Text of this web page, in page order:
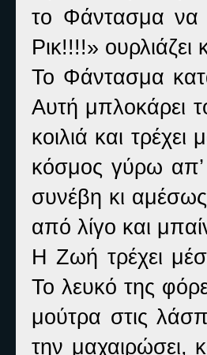
το Φάντασμα να
Ρικ!!!!» ουρλιάζει
Το Φάντασμα
Αυτή μπλοκάρει
κοιλιά και
κόσμος γύρω απ’
συνέβη κι
από λίγο και
Η Ζωή τρέχει
Το λευκό της
μούτρα στις
την μαχαιρώσει,